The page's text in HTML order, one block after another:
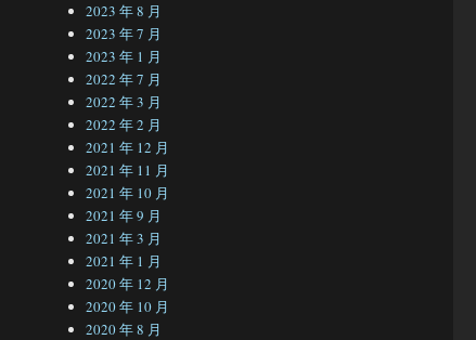
2023 年 8 月
2023 年 7 月
2023 年 1 月
2022 年 7 月
2022 年 3 月
2022 年 2 月
2021 年 12 月
2021 年 11 月
2021 年 10 月
2021 年 9 月
2021 年 3 月
2021 年 1 月
2020 年 12 月
2020 年 10 月
2020 年 8 月